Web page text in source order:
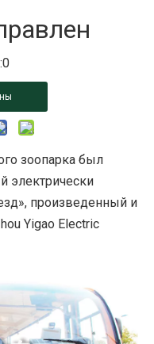
0
зоопарка был
электрически
произведенный и
Yigao Electric